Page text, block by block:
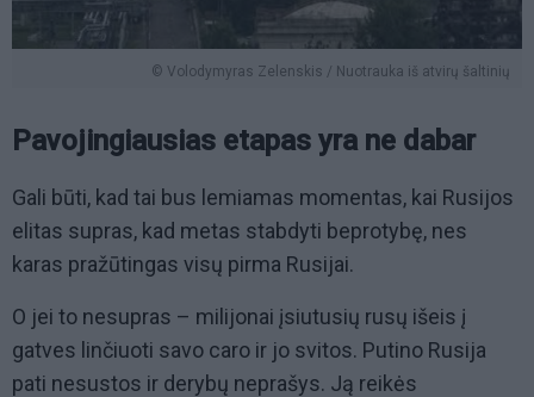
© Volodymyras Zelenskis / Nuotrauka iš atvirų šaltinių
Pavojingiausias etapas yra ne dabar
Gali būti, kad tai bus lemiamas momentas, kai Rusijos
elitas supras, kad metas stabdyti beprotybę, nes
karas pražūtingas visų pirma Rusijai.
O jei to nesupras – milijonai įsiutusių rusų išeis į
gatves linčiuoti savo caro ir jo svitos. Putino Rusija
pati nesustos ir derybų neprašys. Ją reikės